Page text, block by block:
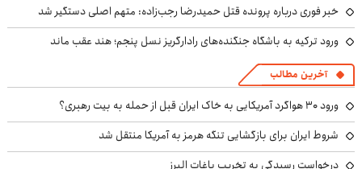
خبر فوری درباره پرونده قتل حمیدرضا رجب‌زاده: متهم اصلی دستگیر شد
ورود ترکیه به باشگاه جنگنده‌های رادارگریز نسل پنجم؛ هند عقب ماند
آخرین مطالب
ورود ۳۰ هواگرد آمریکایی به خاک ایران قبل از حمله به بیت رهبری؟
شروط ایران برای بازگشایی تنگه هرمز به آمریکا منتقل شد
درخواست رسیدگی به تخریب باغات البرز